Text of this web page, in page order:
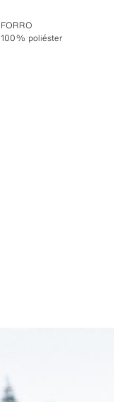
FORRO
100% poliéster